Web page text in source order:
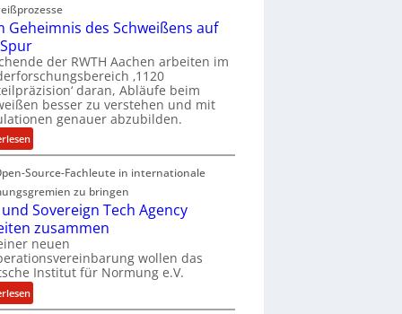
e
z
w
i
r
d
A
r
e
a
V
c
e
P
r
p
L
b
e
r
n
m
m
M
h
a
o
Geheimnis des Schweißens auf
der RWTH Aachen arbeiten im
‚1120
daran, Abläufe beim
besser zu verstehen und mit
genauer abzubilden.
:
D
e
m
G
e
h
e
m
n
Source-Fachleute in internationale
zu bringen
Sovereign Tech Agency
zusammen
neuen
wollen das
Institut für Normung e.V.
:
D